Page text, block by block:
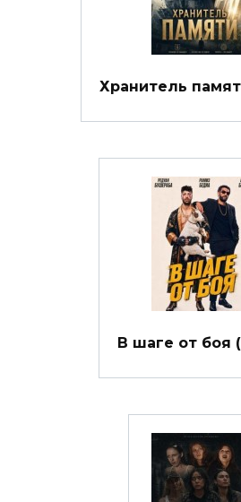
Хранитель
В шаге от боя